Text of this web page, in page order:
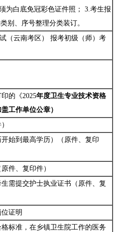
为白底免冠彩色证件照； 3.考生报
别、序号整理分类装订。
（云南考区） 报考初级（师）考
的《2025年度卫生专业技术资格
工作单位公章）
始到最高学历）（原件、复印
件、复印件）
需提交护士执业证书（原件、复
证明
标准，在乡镇卫生院工作的医务